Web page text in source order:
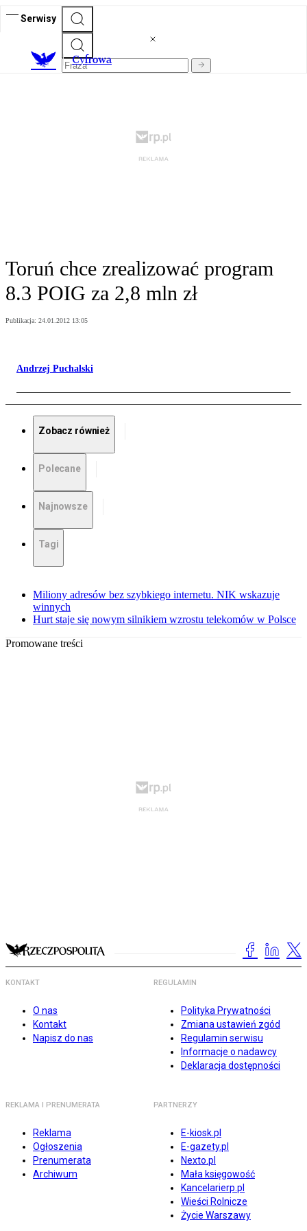
Serwisy
Cyfrowa
Toruń chce zrealizować program
8.3 POIG za 2,8 mln zł
Publikacja: 24.01.2012 13:05
Andrzej Puchalski
Zobacz również
Polecane
Najnowsze
Tagi
Miliony adresów bez szybkiego internetu. NIK wskazuje
winnych
Hurt staje się nowym silnikiem wzrostu telekomów w Polsce
Promowane treści
KONTAKT
O nas
Kontakt
Napisz do nas
REGULAMIN
Polityka Prywatności
Zmiana ustawień zgód
Regulamin serwisu
Informacje o nadawcy
Deklaracja dostępności
REKLAMA I PRENUMERATA
Reklama
Ogłoszenia
Prenumerata
Archiwum
PARTNERZY
E-kiosk.pl
E-gazety.pl
Nexto.pl
Mała księgowość
Kancelarierp.pl
Wieści Rolnicze
Życie Warszawy